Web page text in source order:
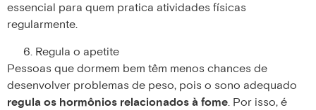
essencial para quem pratica atividades físicas
regularmente.
Regula o apetite
Pessoas que dormem bem têm menos chances de
desenvolver problemas de peso, pois o sono adequado
regula os hormônios relacionados à fome. Por isso, é